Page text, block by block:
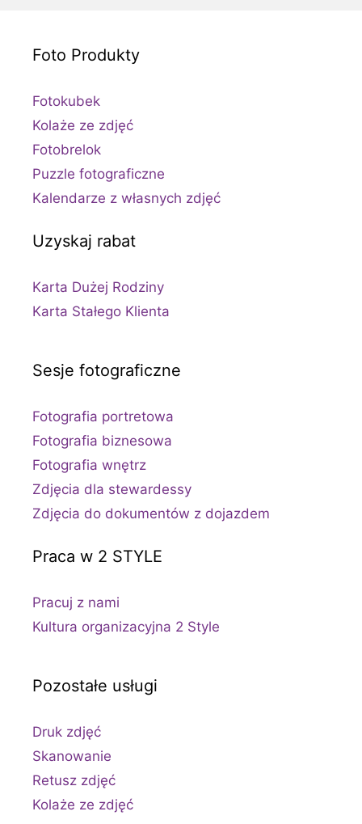
Foto Produkty
Fotokubek
Kolaże ze zdjęć
Fotobrelok
Puzzle fotograficzne
Kalendarze z własnych zdjęć
Uzyskaj rabat
Karta Dużej Rodziny
Karta Stałego Klienta
Sesje fotograficzne
Fotografia portretowa
Fotografia biznesowa
Fotografia wnętrz
Zdjęcia dla stewardessy
Zdjęcia do dokumentów z dojazdem
Praca w 2 STYLE
Pracuj z nami
Kultura organizacyjna 2 Style
Pozostałe usługi
Druk zdjęć
Skanowanie
Retusz zdjęć
Kolaże ze zdjęć